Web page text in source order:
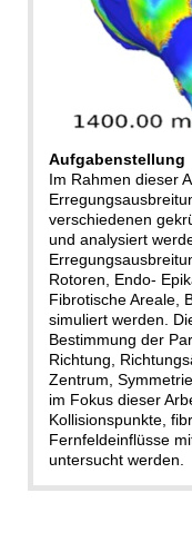
Aufgabenstellung
Im Rahmen dieser
verschiedenen
und analysiert
Rotoren, Endo-
Fibrotische Areale,
simuliert werden.
Bestimmung der
Richtung,
Zentrum,
im Fokus dieser
Kollisionspunkte,
Fernfeldeinflüsse
untersucht werden.